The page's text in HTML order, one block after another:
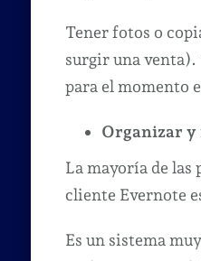
Tener fotos o
surgir una venta).
para el momento
Organizar y
La mayoría de las
cliente Evernote
Es un sistema